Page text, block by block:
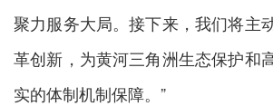
聚力服务大局。接下来，我们将主
革创新，为黄河三角洲生态保护和
实的体制机制保障。”